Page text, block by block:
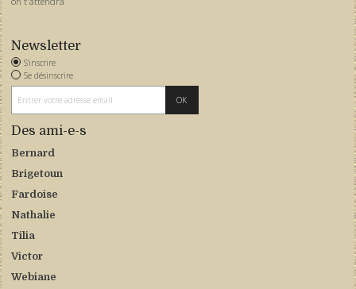
Newsletter
S'inscrire
Se désinscrire
Des ami-e-s
Bernard
Brigetoun
Fardoise
Nathalie
Tilia
Victor
Webiane